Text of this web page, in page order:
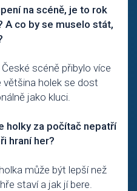
na scéně, je to rok
A co by se muselo stát,
scéně přibylo více
většina holek se dost
jako kluci.
holky za počítač nepatří
hraní her?
může být lepší než
staví a jak jí bere.